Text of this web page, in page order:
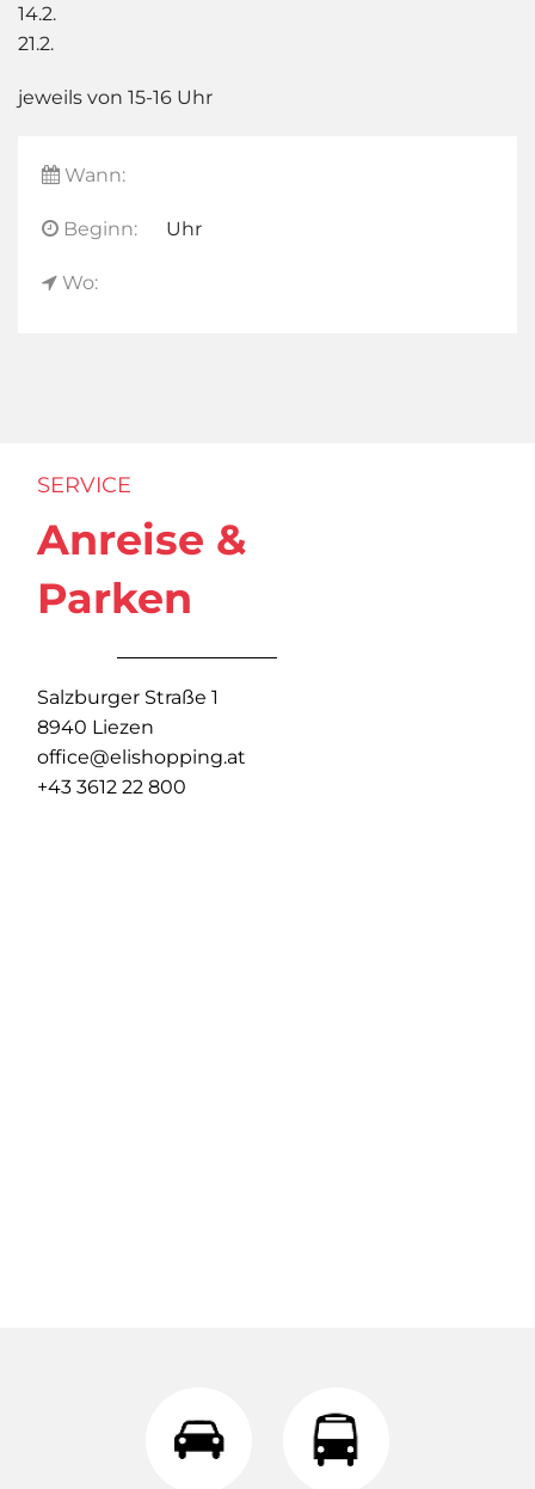
14.2.
21.2.
jeweils von 15-16 Uhr
Wann:
Beginn: Uhr
Wo:
SERVICE
Anreise &
Parken
Salzburger Straße 1
8940 Liezen
office@elishopping.at
+43 3612 22 800